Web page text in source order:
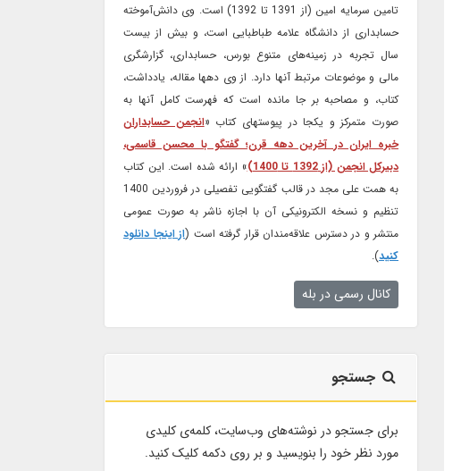
تامین سرمایه امین (از 1391 تا 1392) است. وی دانش‌آموخته
حسابداری از دانشگاه علامه طباطبایی است، و بیش از بیست
سال تجربه در زمینه‌های متنوع بورس، حسابداری، گزارشگری
مالی و موضوعات مرتبط آنها دارد. از وی دهها مقاله، یادداشت،
کتاب، و مصاحبه بر جا مانده است که فهرست کامل آنها به
صورت متمرکز و یکجا در پیوستهای کتاب «انجمن حسابداران
خبره ایران در آخرین دهه قرن؛ گفتگو با محسن قاسمی،
دبیرکل انجمن (از 1392 تا 1400)
» ارائه شده است. این کتاب
به همت علی مجد در قالب گفتگویی تفصیلی در فروردین 1400
تنظیم و نسخه الکترونیکی آن با اجازه ناشر به صورت عمومی
منتشر و در دسترس علاقه‌مندان قرار گرفته است (از اینجا دانلود
کنید).
کانال رسمی در بله
جستجو
برای جستجو در نوشته‌های وب‌سایت، کلمه‌ی کلیدی
مورد نظر خود را بنویسید و بر روی دکمه کلیک کنید.